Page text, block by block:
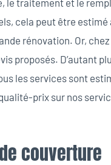
le traitement et le
cela peut être estimé
rénovation. Or,
proposés. D’autant
les services sont
prix sur nos
couverture